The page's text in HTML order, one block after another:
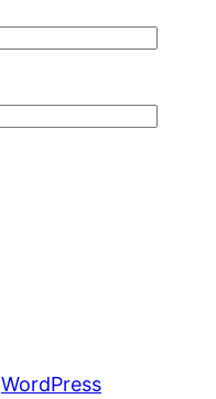
WordPress